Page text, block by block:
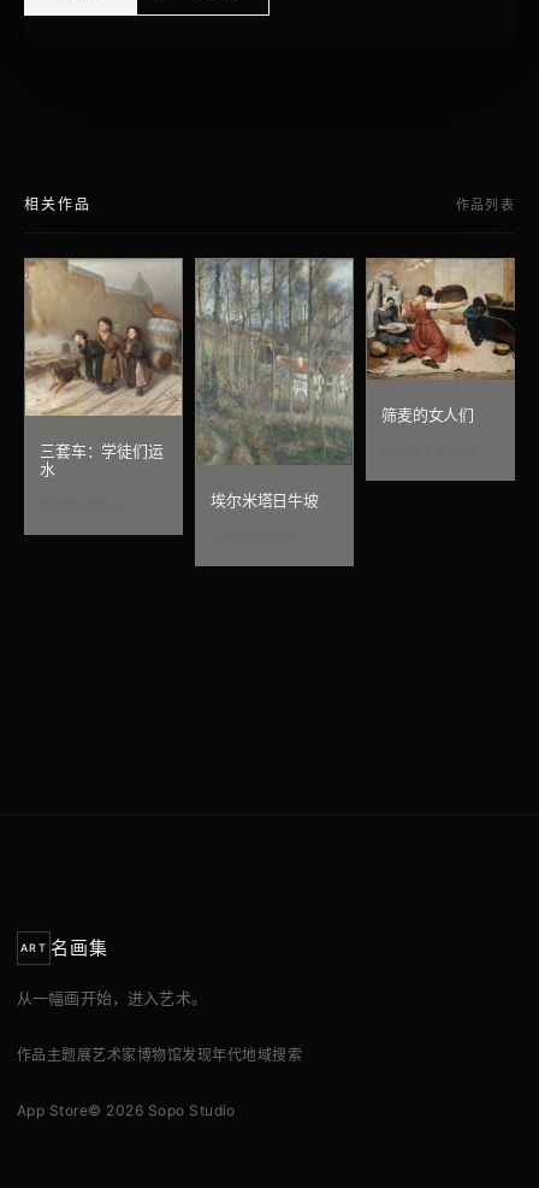
相关作品 作品列表
三套车：学徒们运
水
埃尔米塔日牛坡
筛麦的女人们
ART 名画集
从一幅画开始，进入艺术。
作品 主题展艺术家博物馆发现年代地域搜索
App Store© 2026 Sopo Studio